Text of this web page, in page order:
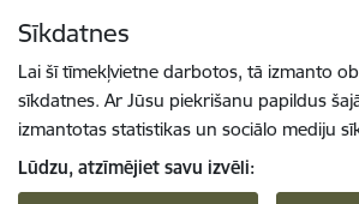
Sīkdatnes
Lai šī tīmekļvietne darbotos, tā izmanto
sīkdatnes. Ar Jūsu piekrišanu papildus
izmantotas statistikas un sociālo mediju
Lūdzu, atzīmējiet savu izvēli: